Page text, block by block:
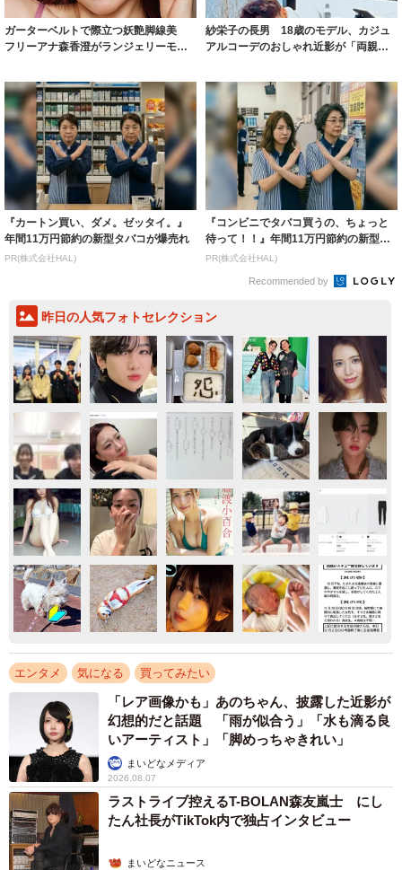
ガーターベルトで際立つ妖艶脚線美
フリーアナ森香澄がランジェリーモデ
紗栄子の長男 18歳のモデル、カジュ
アルコーデのおしゃれ近影が「両親の
『カートン買い、ダメ。ゼッタイ。』
年間11万円節約の新型タバコが爆売れ
PR(株式会社HAL)
『コンビニでタバコ買うの、ちょっと
待って！！』年間11万円節約の新型タ
バコ
PR(株式会社HAL)
Recommended by
昨日の人気フォトセレクション
エンタメ 気になる 買ってみたい
「レア画像かも」あのちゃん、披露した近影が
幻想的だと話題 「雨が似合う」「水も滴る良
いアーティスト」「脚めっちゃきれい」
まいどなメディア
2026.08.07
ラストライブ控えるT-BOLAN森友嵐士 にし
たん社長がTikTok内で独占インタビュー
まいどなニュース